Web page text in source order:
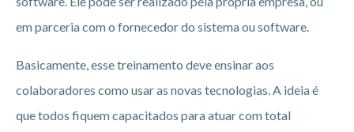
em parceria com o fornecedor do sistema ou software.
Basicamente, esse treinamento deve ensinar aos
colaboradores como usar as novas tecnologias. A ideia é
que todos fiquem capacitados para atuar com total